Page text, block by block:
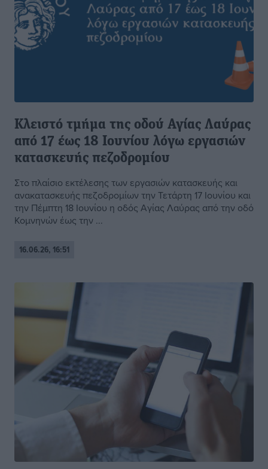
Κλειστό τμήμα της οδού Αγίας Λαύρας
από 17 έως 18 Ιουνίου λόγω εργασιών
κατασκευής πεζοδρομίου
Στο πλαίσιο εκτέλεσης των εργασιών κατασκευής και
ανακατασκευής πεζοδρομίων την Τετάρτη 17 Ιουνίου και
την Πέμπτη 18 Ιουνίου η οδός Αγίας Λαύρας από την οδό
Κομνηνών έως την ...
16.06.26, 16:51